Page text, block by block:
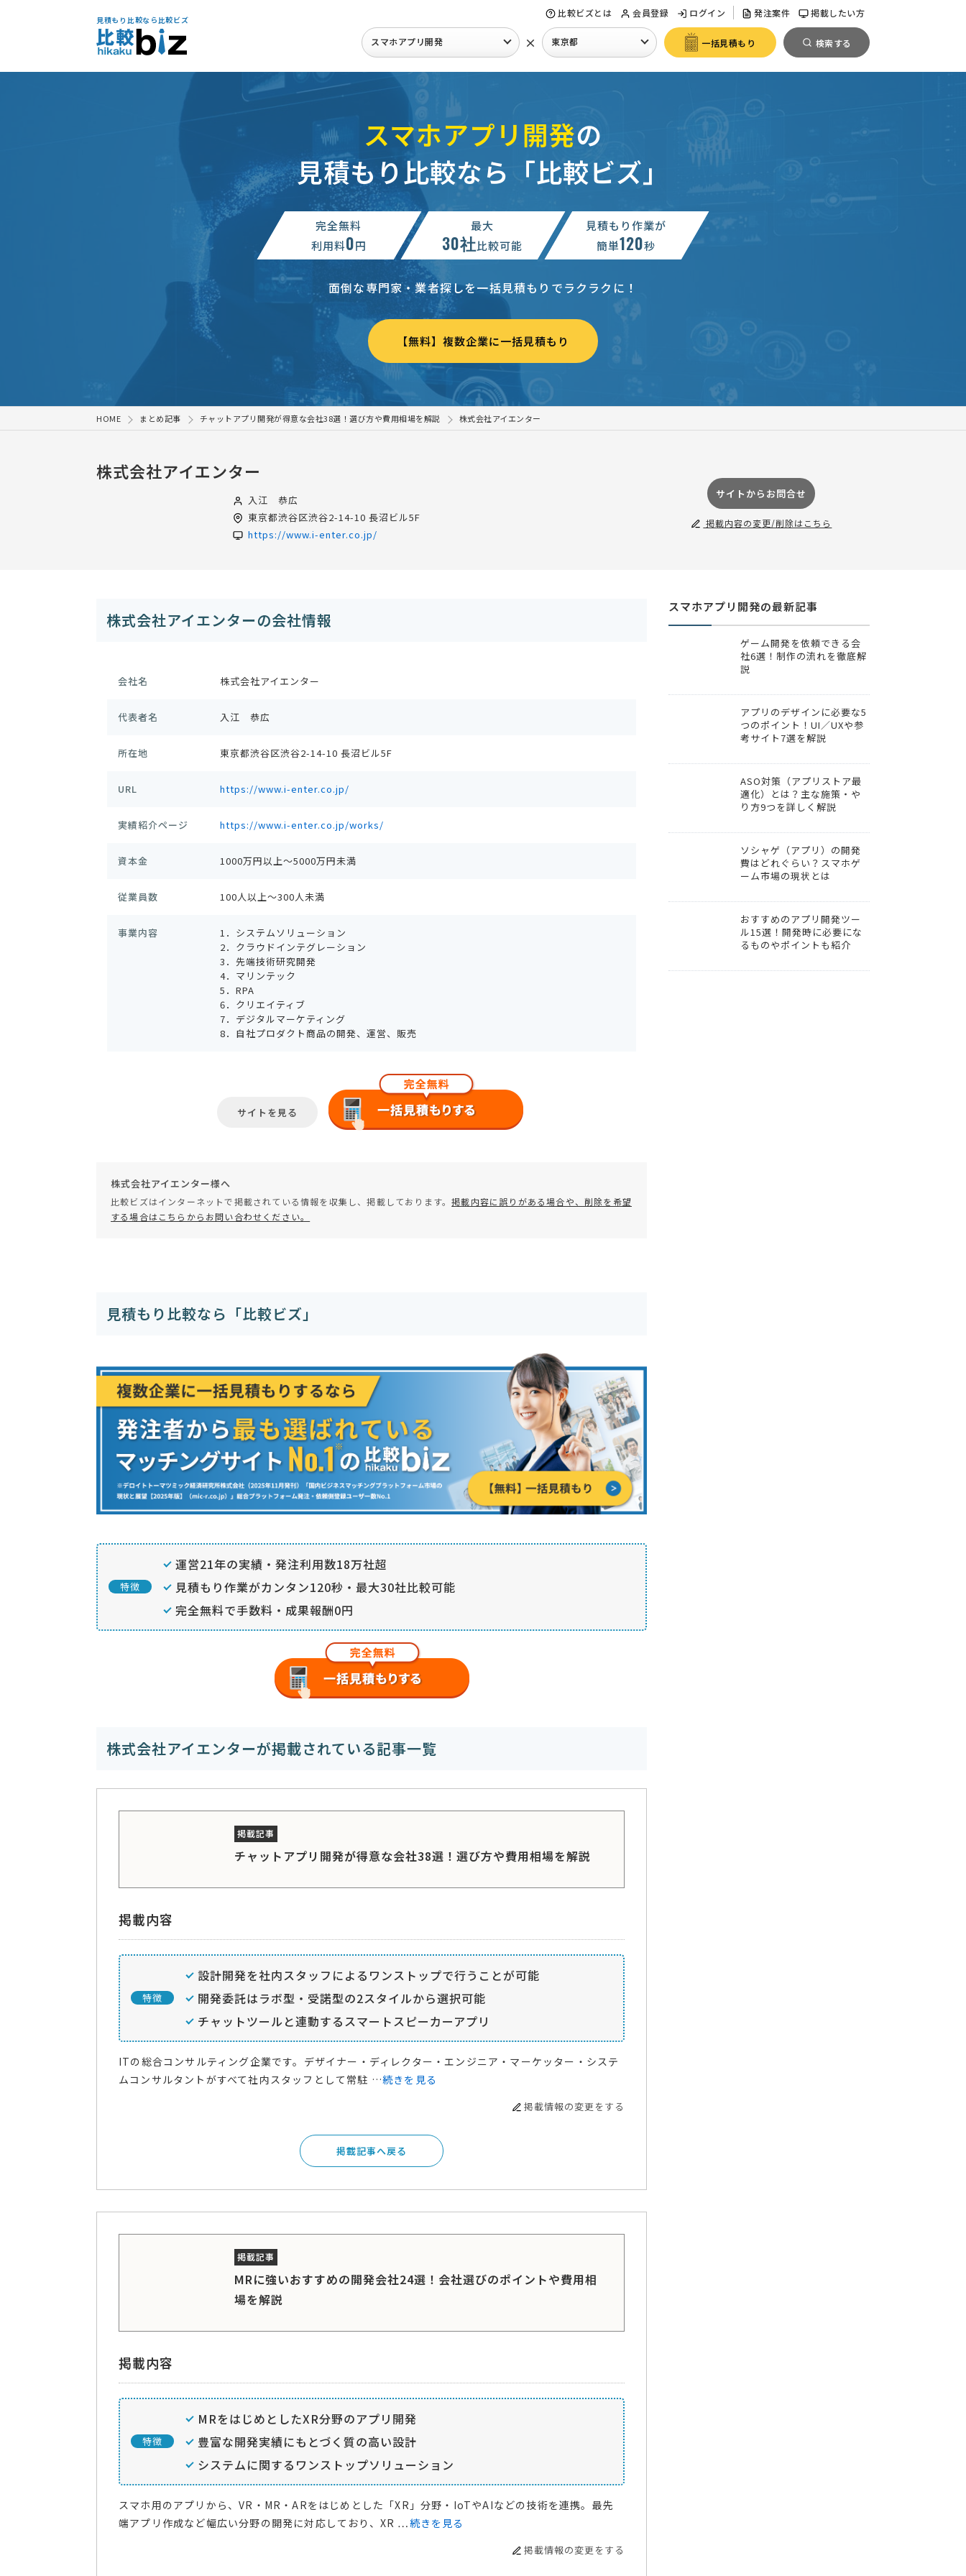
見積もり比較なら比較ビズ
比較ビズとは 会員登録 ログイン 発注案件 掲載したい方
スマホアプリ開発 × 東京都 一括見積もり 検索する
スマホアプリ開発の
見積もり比較なら「比較ビズ」
完全無料
利用料0円
最大
30社比較可能
見積もり作業が
簡単120秒
面倒な専門家・業者探しを一括見積もりでラクラクに！
【無料】複数企業に一括見積もり
HOME まとめ記事 チャットアプリ開発が得意な会社38選！選び方や費用相場を解説 株式会社アイエンター
株式会社アイエンター
入江 恭広
東京都渋谷区渋谷2-14-10 長沼ビル5F
https://www.i-enter.co.jp/
サイトからお問合せ
掲載内容の変更/削除はこちら
株式会社アイエンターの会社情報
会社名 株式会社アイエンター
代表者名 入江 恭広
所在地 東京都渋谷区渋谷2-14-10 長沼ビル5F
URL https://www.i-enter.co.jp/
実績紹介ページ https://www.i-enter.co.jp/works/
資本金 1000万円以上～5000万円未満
従業員数 100人以上～300人未満
事業内容
1．システムソリューション
2．クラウドインテグレーション
3．先端技術研究開発
4．マリンテック
5．RPA
6．クリエイティブ
7．デジタルマーケティング
8．自社プロダクト商品の開発、運営、販売
サイトを見る
株式会社アイエンター様へ
比較ビズはインターネットで掲載されている情報を収集し、掲載しております。掲載内容に誤りがある場合や、削除を希望
する場合はこちらからお問い合わせください。
見積もり比較なら「比較ビズ」
特徴
運営21年の実績・発注利用数18万社超
見積もり作業がカンタン120秒・最大30社比較可能
完全無料で手数料・成果報酬0円
株式会社アイエンターが掲載されている記事一覧
チャットアプリ開発が得意な会社38選！選び方や費用相場を解説
掲載内容
特徴
設計開発を社内スタッフによるワンストップで行うことが可能
開発委託はラボ型・受諾型の2スタイルから選択可能
チャットツールと連動するスマートスピーカーアプリ
ITの総合コンサルティング企業です。デザイナー・ディレクター・エンジニア・マーケッター・システ
ムコンサルタントがすべて社内スタッフとして常駐 …続きを見る
掲載情報の変更をする
掲載記事へ戻る
MRに強いおすすめの開発会社24選！会社選びのポイントや費用相
場を解説
掲載内容
特徴
MRをはじめとしたXR分野のアプリ開発
豊富な開発実績にもとづく質の高い設計
システムに関するワンストップソリューション
スマホ用のアプリから、VR・MR・ARをはじめとした「XR」分野・IoTやAIなどの技術を連携。最先
端アプリ作成など幅広い分野の開発に対応しており、XR …続きを見る
掲載情報の変更をする
スマホアプリ開発の最新記事
ゲーム開発を依頼できる会
社6選！制作の流れを徹底解
説
アプリのデザインに必要な5
つのポイント！UI／UXや参
考サイト7選を解説
ASO対策（アプリストア最
適化）とは？主な施策・や
り方9つを詳しく解説
ソシャゲ（アプリ）の開発
費はどれぐらい？スマホゲ
ーム市場の現状とは
おすすめのアプリ開発ツー
ル15選！開発時に必要にな
るものやポイントも紹介